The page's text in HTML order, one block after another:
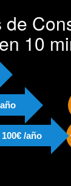
10
/año